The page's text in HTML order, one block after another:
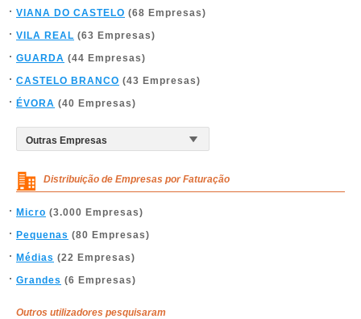
VIANA DO CASTELO (68 Empresas)
VILA REAL (63 Empresas)
GUARDA (44 Empresas)
CASTELO BRANCO (43 Empresas)
ÉVORA (40 Empresas)
Distribuição de Empresas por Faturação
Micro (3.000 Empresas)
Pequenas (80 Empresas)
Médias (22 Empresas)
Grandes (6 Empresas)
Outros utilizadores pesquisaram